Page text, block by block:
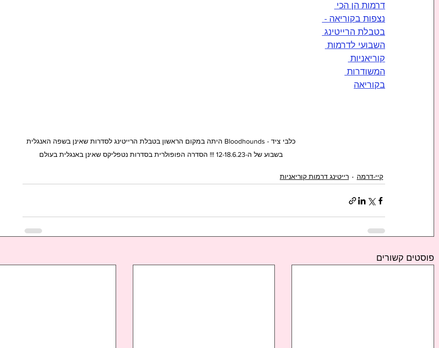
כלבי ציד - Bloodhounds היתה במקום הראשון בטבלת הרייטינג לסדרות שאינן בשפה האנגלית
בשבוע של ה-12-18.6.23 !!! הסדרה הפופולרית בסדרות נטפליקס שאינן באנגלית בעולם
דרמות הן הכי
נצפות בקוריאה -
בטבלת הרייטינג
השבועי לדרמות
קוריאניות
המשודרות
בקוריאה
קיי-דרמה רייטינג דרמות קוריאניות
פוסטים קשורים